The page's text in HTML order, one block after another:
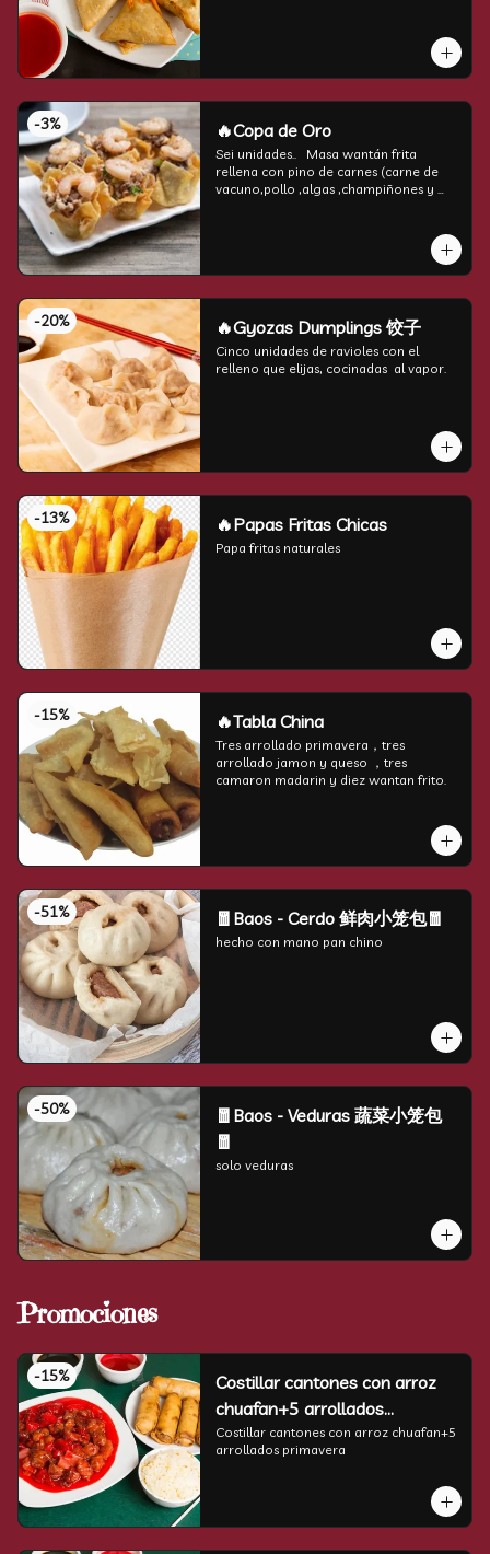
-3% 🔥Copa de Oro
Sei unidades..   Masa wantán frita
rellena con pino de carnes (carne de
vacuno,pollo ,algas ,champiñones y
-20% 🔥Gyozas Dumplings 饺子
Cinco unidades de ravioles con el
relleno que elijas, cocinadas  al vapor.
-13% 🔥Papas Fritas Chicas
Papa fritas naturales
-15% 🔥Tabla China
Tres arrollado primavera，tres
arrollado jamon y queso ，tres
camaron madarin y diez wantan frito.
-51% 🧧Baos - Cerdo 鲜肉小笼包🧧
hecho con mano pan chino
-50%
🧧Baos - Veduras 蔬菜小笼包
🧧
solo veduras
Promociones
-15%
Costillar cantones con arroz
chuafan+5 arrollados
primavera
Costillar cantones con arroz chuafan+5
arrollados primavera